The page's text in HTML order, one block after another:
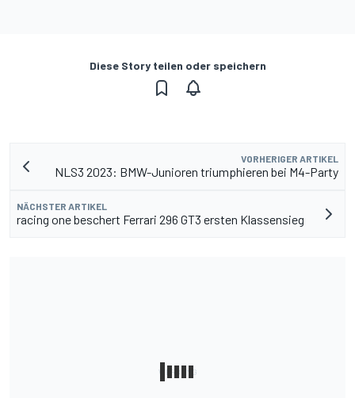
Diese Story teilen oder speichern
VORHERIGER ARTIKEL
NLS3 2023: BMW-Junioren triumphieren bei M4-Party
NÄCHSTER ARTIKEL
racing one beschert Ferrari 296 GT3 ersten Klassensieg